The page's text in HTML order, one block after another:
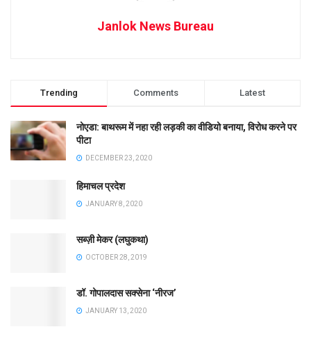
Janlok News Bureau
Trending Comments Latest
नोएडा: बाथरूम में नहा रही लड़की का वीडियो बनाया, विरोध करने पर
पीटा
DECEMBER 23, 2020
हिमाचल प्रदेश
JANUARY 8, 2020
सब्ज़ी मेकर (लघुकथा)
OCTOBER 28, 2019
डॉ. गोपालदास सक्सेना ‘नीरज’
JANUARY 13, 2020